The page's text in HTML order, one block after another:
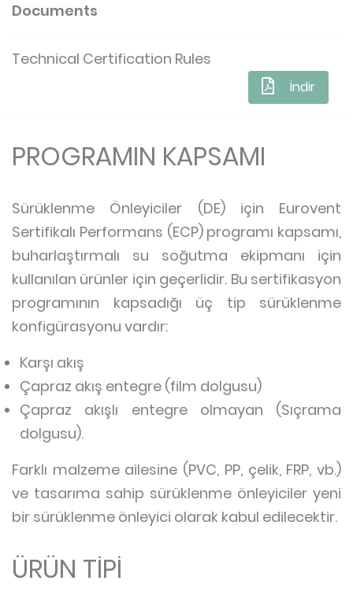
Documents
Technical Certification Rules
İndir
PROGRAMIN KAPSAMI
Sürüklenme Önleyiciler (DE) için Eurovent
Sertifikalı Performans (ECP) programı kapsamı,
buharlaştırmalı su soğutma ekipmanı için
kullanılan ürünler için geçerlidir. Bu sertifikasyon
programının kapsadığı üç tip sürüklenme
konfigürasyonu vardır:
Karşı akış
Çapraz akış entegre (film dolgusu)
Çapraz akışlı entegre olmayan (Sıçrama
dolgusu).
Farklı malzeme ailesine (PVC, PP, çelik, FRP, vb.)
ve tasarıma sahip sürüklenme önleyiciler yeni
bir sürüklenme önleyici olarak kabul edilecektir.
ÜRÜN TİPİ